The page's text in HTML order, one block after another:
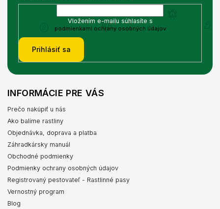
Vložením e-mailu súhlasíte s
podmienkami ochrany osobných údajov
Prihlásiť sa
INFORMÁCIE PRE VÁS
Prečo nakúpiť u nás
Ako balíme rastliny
Objednávka, doprava a platba
Záhradkársky manuál
Obchodné podmienky
Podmienky ochrany osobných údajov
Registrovaný pestovateľ - Rastlinné pasy
Vernostný program
Blog